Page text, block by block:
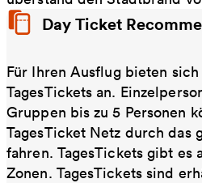
Day Ticket
Für Ihren Ausflug bieten
TagesTickets an.
Gruppen bis zu 5 Personen
TagesTicket Netz durch das
fahren. TagesTickets gibt es
Zonen. TagesTickets sind